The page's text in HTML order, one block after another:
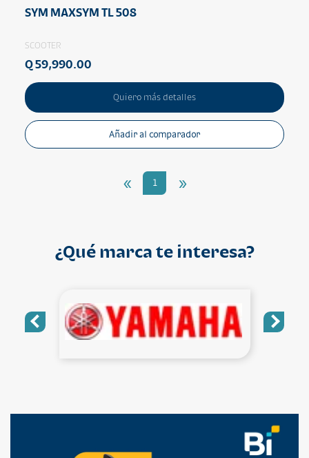
SYM MAXSYM TL 508
SCOOTER
Q 59,990.00
Quiero más detalles
Añadir al comparador
« 1 »
¿Qué marca te interesa?